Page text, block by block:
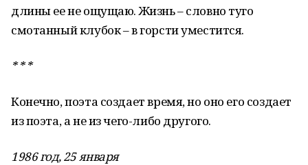
длины ее не ощущаю. Жизнь – словно туго
смотанный клубок – в горсти уместится.
* * *
Конечно, поэта создает время, но оно его создает
из поэта, а не из чего-либо другого.
1986 год, 25 января